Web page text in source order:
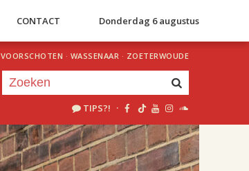
CONTACT Donderdag 6 augustus
VOORSCHOTEN · WASSENAAR · ZOETERWOUDE
TIPS?! ·
Je luistert nu naar
uur 1 van 3
«Vorig uur Volgend uur»